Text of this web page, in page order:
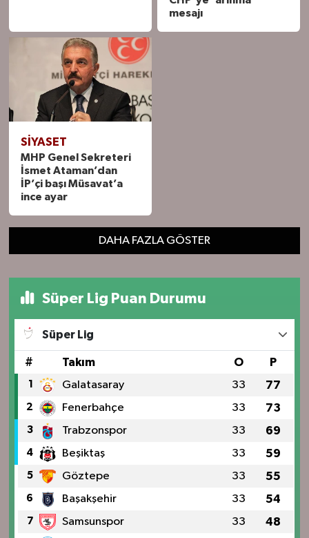
mesajı
SIYASET
MHP Genel Sekreteri
İsmet Ataman’dan
İP’çi başı Müsavat’a
ince ayar
DAHA FAZLA GÖSTER
Süper Lig Puan Durumu
Süper Lig
# Takım O P
1 Galatasaray 33 77
2 Fenerbahçe 33 73
3 Trabzonspor 33 69
4 Beşiktaş 33 59
5 Göztepe 33 55
6 Başakşehir 33 54
7 Samsunspor 33 48